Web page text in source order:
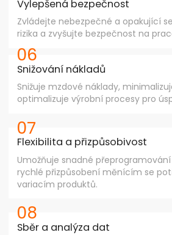
Vylepšená bezpečnost
Zvládejte nebezpečné a opakující
rizika a zvyšujte bezpečnost na
Snižování nákladů
06
Snižuje mzdové náklady,
optimalizuje výrobní procesy pro
Flexibilita a přizpůsobivost
07
Umožňuje snadné
rychlé přizpůsobení měnícím se
variacím produktů.
Sběr a analýza dat
08